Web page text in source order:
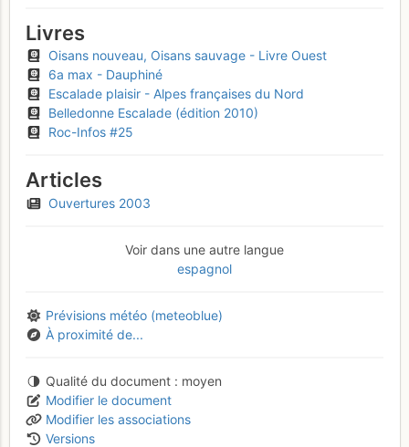
Livres
Oisans nouveau, Oisans sauvage - Livre Ouest
6a max - Dauphiné
Escalade plaisir - Alpes françaises du Nord
Belledonne Escalade (édition 2010)
Roc-Infos #25
Articles
Ouvertures 2003
Voir dans une autre langue
espagnol
Prévisions météo (meteoblue)
À proximité de...
Qualité du document
moyen
Modifier le document
Modifier les associations
Versions